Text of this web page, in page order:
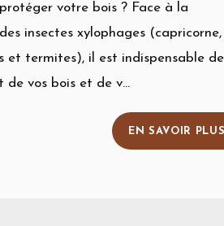
votre bois ? Face à la
insectes xylophages (capricorne,
et termites), il est indispensable
vos bois et de v...
EN SAVOIR PLUS